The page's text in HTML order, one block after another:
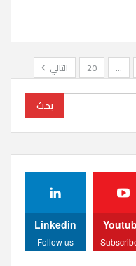
…
20 التالي
Linkedin
Follow us